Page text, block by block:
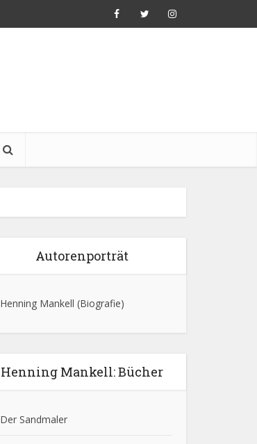
Autorenporträt
Henning Mankell (Biografie)
Henning Mankell: Bücher
Der Sandmaler